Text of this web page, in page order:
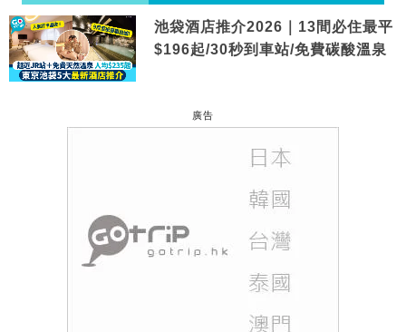
池袋酒店推介2026｜13間必住最平
$196起/30秒到車站/免費碳酸溫泉
廣告